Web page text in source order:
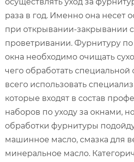
раза в год. Именно она несет
при открывании-закрывании
проветривании. Фурнитуру
окна необходимо очищать
чего обработать
всего использовать
которые входят в состав
наборов по уходу за окнами,
обработки фурнитуры
машинное масло, смазка для
минеральное масло.